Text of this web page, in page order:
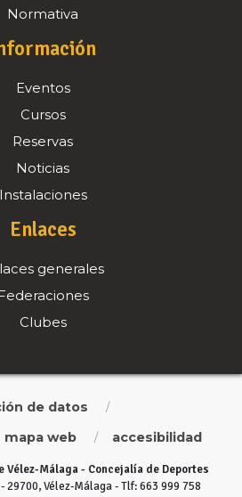
Normativa
Eventos
Cursos
Reservas
Noticias
Instalaciones
Enlaces
generales
Clubes
de datos /
mapa web / accesibilidad
Vélez-Málaga - Concejalía de Deportes
29700, Vélez-Málaga - Tlf: 663 999 758